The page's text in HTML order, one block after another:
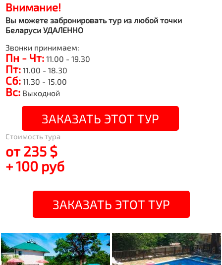
Внимание!
Вы можете забронировать тур из любой точки
Беларуси УДАЛЕННО
Звонки принимаем:
Пн - Чт: 11.00 - 19.30
Пт: 11.00 - 18.30
Сб: 11.30 - 15.00
Вс: Выходной
ЗАКАЗАТЬ ЭТОТ ТУР
Стоимость тура
от 235 $
+ 100 руб
ЗАКАЗАТЬ ЭТОТ ТУР